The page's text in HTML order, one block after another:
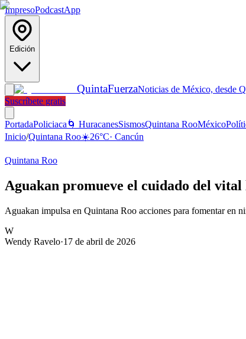
ImpresoPodcastApp
Edición
QuintaFuerzaNoticias de México, desde
Suscríbete gratis
PortadaPoliciaca 🌀 HuracanesSismosQuintana RooMéxico
Inicio/Quintana Roo☀️26°C· Cancún
Quintana Roo
Aguakan promueve el cuidado del vital
Aguakan impulsa en Quintana Roo acciones para fomentar en
W
Wendy Ravelo·17 de abril de 2026